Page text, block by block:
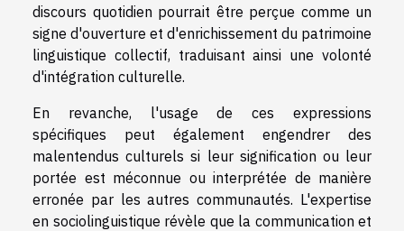
discours quotidien pourrait être perçue comme un
signe d'ouverture et d'enrichissement du patrimoine
linguistique collectif, traduisant ainsi une volonté
d'intégration culturelle.
En revanche, l'usage de ces expressions
spécifiques peut également engendrer des
malentendus culturels si leur signification ou leur
portée est méconnue ou interprétée de manière
erronée par les autres communautés. L'expertise
en sociolinguistique révèle que la communication et